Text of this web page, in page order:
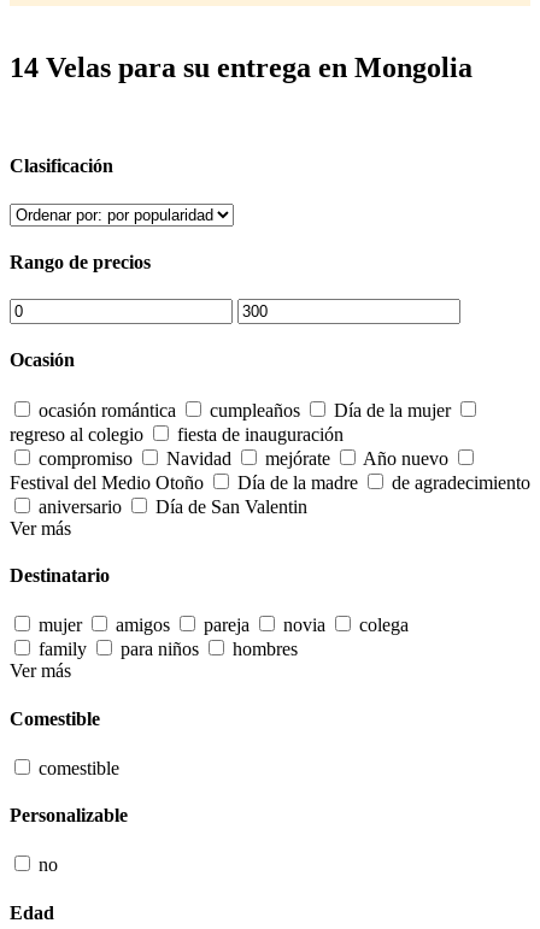
14 Velas para su entrega en Mongolia
Clasificación
Rango de precios
Ocasión
ocasión romántica cumpleaños
Día de la mujer
regreso al colegio
fiesta de inauguración
compromiso
Navidad mejórate
Año nuevo
Festival del Medio Otoño
Día de la madre
de agradecimiento
aniversario
Día de San Valentin
Ver más
Destinatario
mujer amigos pareja novia
colega
family
para niños
hombres
Ver más
Comestible
comestible
Personalizable
no
Edad